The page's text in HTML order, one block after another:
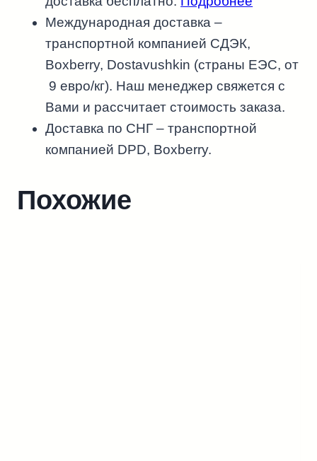
Международная доставка –
транспортной компанией СДЭК,
Boxberry, Dostavushkin (страны ЕЭС, от
9 евро/кг). Наш менеджер свяжется с
Вами и рассчитает стоимость заказа.
Доставка по СНГ – транспортной
компанией DPD, Boxberry.
Похожие